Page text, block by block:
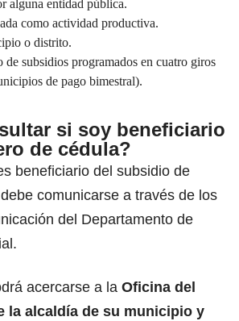
alguna entidad pública.
como actividad productiva.
o distrito.
subsidios programados en cuatro giros
de pago bimestral).
si soy beneficiario
de cédula?
beneficiario del subsidio de
comunicarse a través de los
del Departamento de
acercarse a la Oficina del
la alcaldía de su municipio y